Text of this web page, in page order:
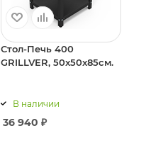
Стол-Печь 400
GRILLVER, 50x50x85см.
В наличии
36 940 ₽